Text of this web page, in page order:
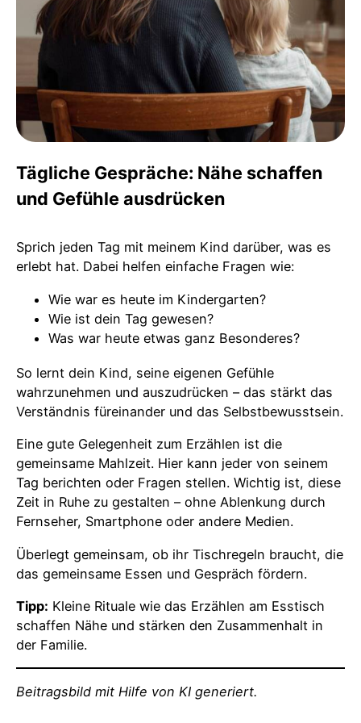
Tägliche Gespräche: Nähe schaffen
und Gefühle ausdrücken
Sprich jeden Tag mit meinem Kind darüber, was es
erlebt hat. Dabei helfen einfache Fragen wie:
Wie war es heute im Kindergarten?
Wie ist dein Tag gewesen?
Was war heute etwas ganz Besonderes?
So lernt dein Kind, seine eigenen Gefühle
wahrzunehmen und auszudrücken – das stärkt das
Verständnis füreinander und das Selbstbewusstsein.
Eine gute Gelegenheit zum Erzählen ist die
gemeinsame Mahlzeit. Hier kann jeder von seinem
Tag berichten oder Fragen stellen. Wichtig ist, diese
Zeit in Ruhe zu gestalten – ohne Ablenkung durch
Fernseher, Smartphone oder andere Medien.
Überlegt gemeinsam, ob ihr Tischregeln braucht, die
das gemeinsame Essen und Gespräch fördern.
Tipp: Kleine Rituale wie das Erzählen am Esstisch
schaffen Nähe und stärken den Zusammenhalt in
der Familie.
Beitragsbild mit Hilfe von KI generiert.